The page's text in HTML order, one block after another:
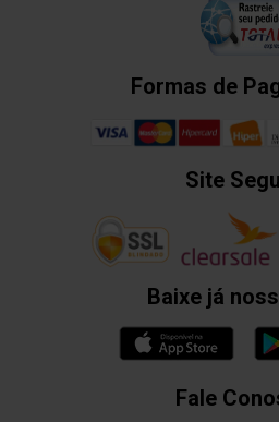
Formas de
Site
Baixe já
Fale